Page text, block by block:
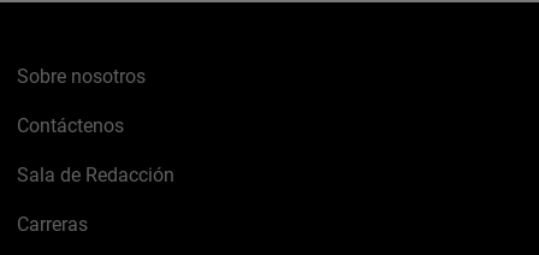
Sobre nosotros
Contáctenos
Sala de Redacción
Carreras